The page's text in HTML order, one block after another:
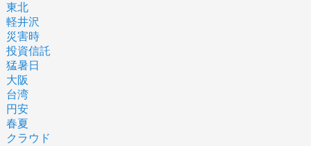
東北
軽井沢
災害時
投資信託
猛暑日
大阪
台湾
円安
春夏
クラウド